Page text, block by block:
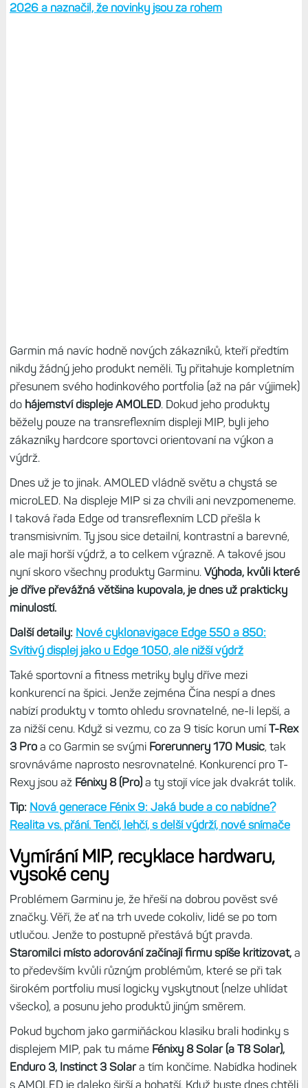
2026 a naznačil, že novinky jsou za rohem
Garmin má navíc hodně nových zákazníků, kteří předtím
nikdy žádný jeho produkt neměli. Ty přitahuje kompletním
přesunem svého hodinkového portfolia (až na pár výjimek)
do hájemství displeje AMOLED. Dokud jeho produkty
běžely pouze na transreflexním displeji MIP, byli jeho
zákazníky hardcore sportovci orientovaní na výkon a
výdrž.
Dnes už je to jinak. AMOLED vládně světu a chystá se
microLED. Na displeje MIP si za chvíli ani nevzpomeneme.
I taková řada Edge od transreflexním LCD přešla k
transmisivním. Ty jsou sice detailní, kontrastní a barevné,
ale mají horší výdrž, a to celkem výrazně. A takové jsou
nyní skoro všechny produkty Garminu. Výhoda, kvůli které
je dříve převážná většina kupovala, je dnes už prakticky
minulostí.
Další detaily: Nové cyklonavigace Edge 550 a 850:
Svítivý displej jako u Edge 1050, ale nižší výdrž
Také sportovní a fitness metriky byly dříve mezi
konkurencí na špici. Jenže zejména Čína nespí a dnes
nabízí produkty v tomto ohledu srovnatelné, ne-li lepší, a
za nižší cenu. Když si vezmu, co za 9 tisíc korun umí T-Rex
3 Proa co Garmin se svými Forerunnery 170 Music, tak
srovnáváme naprosto nesrovnatelné. Konkurencí pro T-
Rexy jsou až Fénixy 8 (Pro)a ty stojí více jak dvakrát tolik.
Tip: Nová generace Fénix 9: Jaká bude a co nabídne?
Realita vs. přání. Tenčí, lehčí, s delší výdrží, nové snímače
Vymírání MIP, recyklace hardwaru,
vysoké ceny
Problémem Garminu je, že hřeší na dobrou pověst své